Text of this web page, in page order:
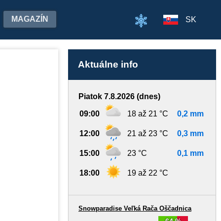
MAGAZÍN SK
Aktuálne info
Piatok 7.8.2026 (dnes)
09:00 18 až 21 °C 0,2 mm
12:00 21 až 23 °C 0,3 mm
15:00 23 °C 0,1 mm
18:00 19 až 22 °C
Snowparadise Veľká Rača Oščadnica